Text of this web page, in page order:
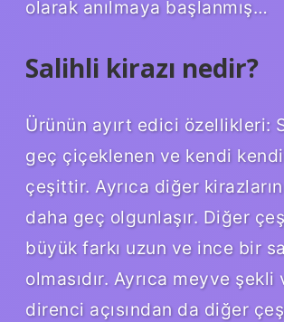
olarak anılmaya başlanmış…
Salihli kirazı nedir?
Ürünün ayırt edici özellikleri:
geç çiçeklenen ve kendi
çeşittir. Ayrıca diğer
daha geç olgunlaşır. Diğer
büyük farkı uzun ve ince bir
olmasıdır. Ayrıca meyve
direnci açısından da diğer